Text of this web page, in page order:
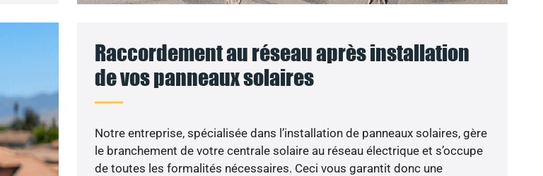
Raccordement au réseau après installation
de vos panneaux solaires
Notre entreprise, spécialisée dans l’installation de panneaux solaires, gère
le branchement de votre centrale solaire au réseau électrique et s’occupe
de toutes les formalités nécessaires. Ceci vous garantit donc une